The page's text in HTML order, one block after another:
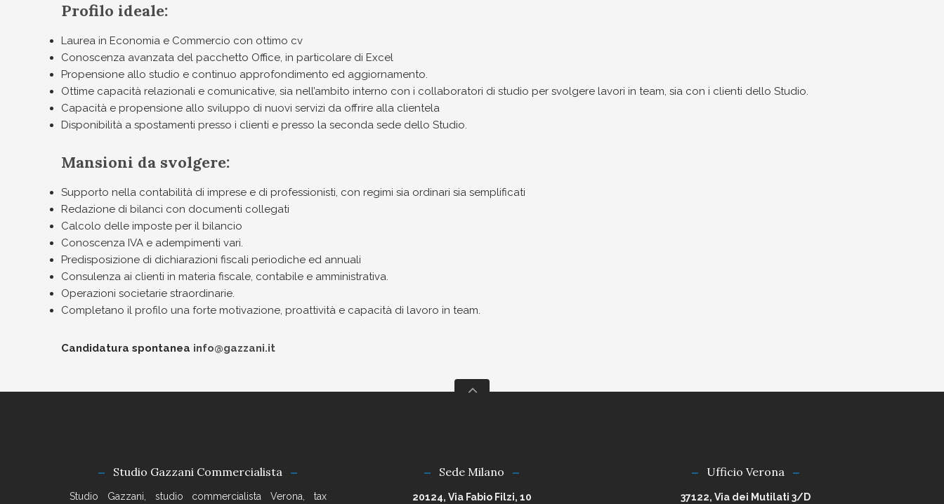
Profilo ideale:
Laurea in Economia e Commercio con ottimo cv
Conoscenza avanzata del pacchetto Office, in particolare di Excel
Propensione allo studio e continuo approfondimento ed aggiornamento.
Ottime capacità relazionali e comunicative, sia nell’ambito interno con i collaboratori di studio per svolgere lavori in team, sia con i clienti dello Studio.
Capacità e propensione allo sviluppo di nuovi servizi da offrire alla clientela
Disponibilità a spostamenti presso i clienti e presso la seconda sede dello Studio.
Mansioni da svolgere:
Supporto nella contabilità di imprese e di professionisti, con regimi sia ordinari sia semplificati
Redazione di bilanci con documenti collegati
Calcolo delle imposte per il bilancio
Conoscenza IVA e adempimenti vari.
Predisposizione di dichiarazioni fiscali periodiche ed annuali
Consulenza ai clienti in materia fiscale, contabile e amministrativa.
Operazioni societarie straordinarie.
Completano il profilo una forte motivazione, proattività e capacità di lavoro in team.
Candidatura spontanea info@gazzani.it
Studio Gazzani Commercialista
Studio Gazzani, studio commercialista Verona, tax
Sede Milano
20124, Via Fabio Filzi, 10
Ufficio Verona
37122, Via dei Mutilati 3/D